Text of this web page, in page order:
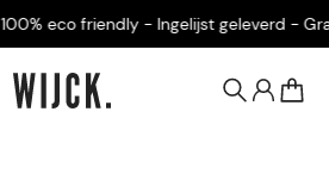
eco friendly - Ingelijst geleverd -